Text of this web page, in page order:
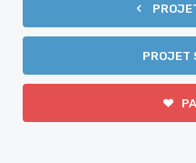
PROJET